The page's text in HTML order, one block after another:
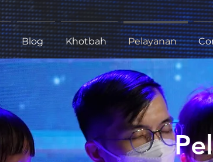
Blog Khotbah Pelayanan